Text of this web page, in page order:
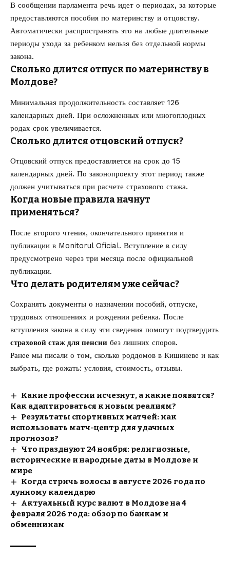
В сообщении парламента речь идет о периодах, за которые
предоставляются пособия по материнству и отцовству.
Автоматически распространять это на любые длительные
периоды ухода за ребенком нельзя без отдельной нормы
закона.
Сколько длится отпуск по материнству в
Молдове?
Минимальная продолжительность составляет 126
календарных дней. При осложненных или многоплодных
родах срок увеличивается.
Сколько длится отцовский отпуск?
Отцовский отпуск предоставляется на срок до 15
календарных дней. По законопроекту этот период также
должен учитываться при расчете страхового стажа.
Когда новые правила начнут
применяться?
После второго чтения, окончательного принятия и
публикации в Monitorul Oficial. Вступление в силу
предусмотрено через три месяца после официальной
публикации.
Что делать родителям уже сейчас?
Сохранять документы о назначении пособий, отпуске,
трудовых отношениях и рождении ребенка. После
вступления закона в силу эти сведения помогут подтвердить
страховой стаж для пенсии без лишних споров.
Ранее мы писали о том, сколько роддомов в Кишиневе и как
выбрать, где рожать: условия, стоимость, отзывы.
Какие профессии исчезнут, а какие появятся?
Как адаптироваться к новым реалиям?
Результаты спортивных матчей: как
использовать матч-центр для удачных
прогнозов?
Что празднуют 24 ноября: религиозные,
исторические и народные даты в Молдове и
мире
Когда стричь волосы в августе 2026 года по
лунному календарю
Актуальный курс валют в Молдове на 4
февраля 2026 года: обзор по банкам и
обменникам